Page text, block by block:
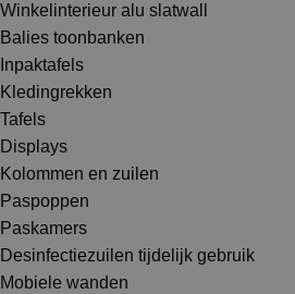
Winkelinterieur alu slatwall
Balies toonbanken
Inpaktafels
Kledingrekken
Tafels
Displays
Kolommen en zuilen
Paspoppen
Paskamers
Desinfectiezuilen tijdelijk gebruik
Mobiele wanden